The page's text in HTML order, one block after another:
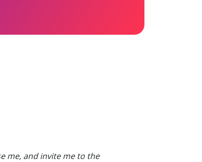
me, and invite me to the